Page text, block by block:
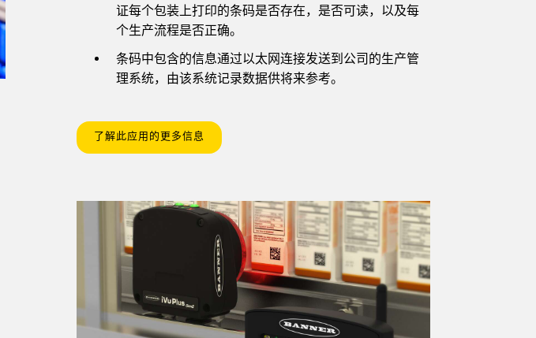
证每个包装上打印的条码是否存在，是否可读，以及每
个生产流程是否正确。
条码中包含的信息通过以太网连接发送到公司的生产管
理系统，由该系统记录数据供将来参考。
了解此应用的更多信息